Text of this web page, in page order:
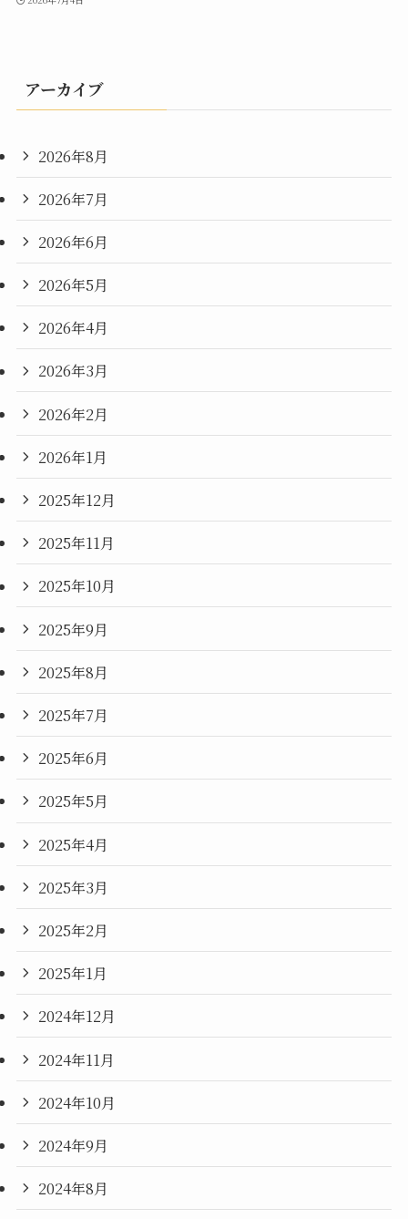
アーカイブ
2026年8月
2026年7月
2026年6月
2026年5月
2026年4月
2026年3月
2026年2月
2026年1月
2025年12月
2025年11月
2025年10月
2025年9月
2025年8月
2025年7月
2025年6月
2025年5月
2025年4月
2025年3月
2025年2月
2025年1月
2024年12月
2024年11月
2024年10月
2024年9月
2024年8月